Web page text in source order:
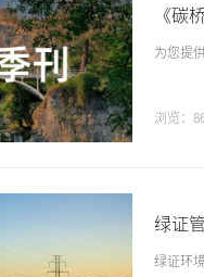
《碳
为您提
浏览：
绿证
绿证环